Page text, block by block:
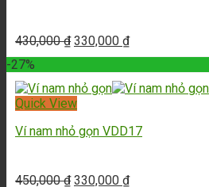
430,000₫ 330,000 ₫
-27%
Quick View
Ví nam nhỏ gọn VDD17
450,000₫ 330,000 ₫